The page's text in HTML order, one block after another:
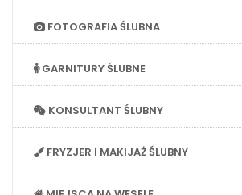
FOTOGRAFIA ŚLUBNA
GARNITURY ŚLUBNE
KONSULTANT ŚLUBNY
FRYZJER I MAKIJAŻ ŚLUBNY